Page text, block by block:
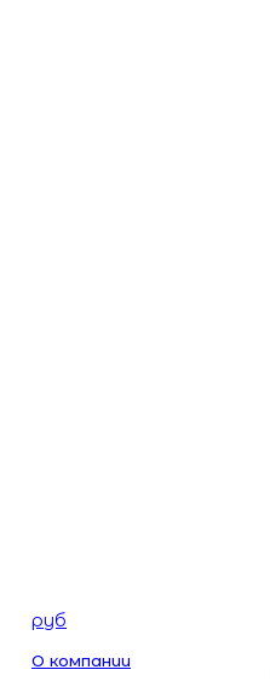
руб
О компании